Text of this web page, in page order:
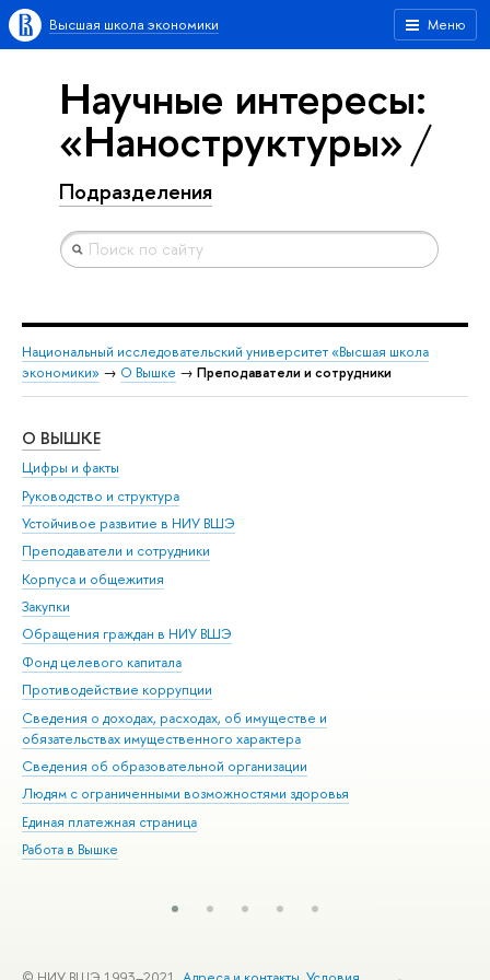
Меню
Высшая школа экономики
Научные интересы:
«Наноструктуры»
Подразделения
Национальный исследовательский университет «Высшая школа
экономики» → О Вышке → Преподаватели и сотрудники
О ВЫШКЕ
Цифры и факты
Руководство и структура
Устойчивое развитие в НИУ ВШЭ
Преподаватели и сотрудники
Корпуса и общежития
Закупки
Обращения граждан в НИУ ВШЭ
Фонд целевого капитала
Противодействие коррупции
Сведения о доходах, расходах, об имуществе и
обязательствах имущественного характера
Сведения об образовательной организации
Людям с ограниченными возможностями здоровья
Единая платежная страница
Работа в Вышке